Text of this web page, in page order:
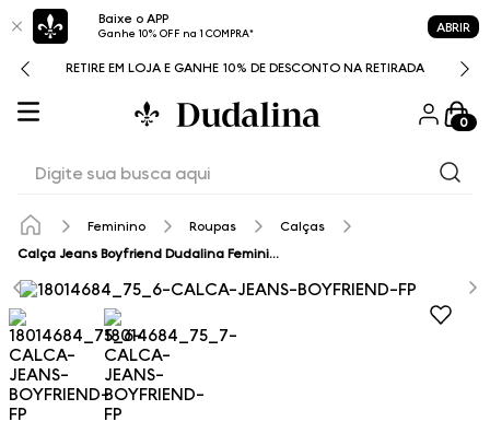
Baixe o APP
Ganhe 10% OFF na 1 COMPRA* ABRIR
RETIRE EM LOJA E GANHE 10% DE DESCONTO NA RETIRADA
0
Feminino Roupas
Calças
Calça Jeans Boyfriend Dudalina Feminina